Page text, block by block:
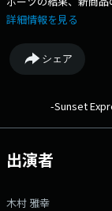
いたトーンで熱く語
ムでつなげます
- ▽17:25〜 【 トラ
届けします ▽17:30
風景、言葉、モノ ―
First Chord 】 “新た
マットの新曲紹介番
プレイリスト文化が
詳細情報を見る
シェア
-Sunset
出演者
木村 雅幸